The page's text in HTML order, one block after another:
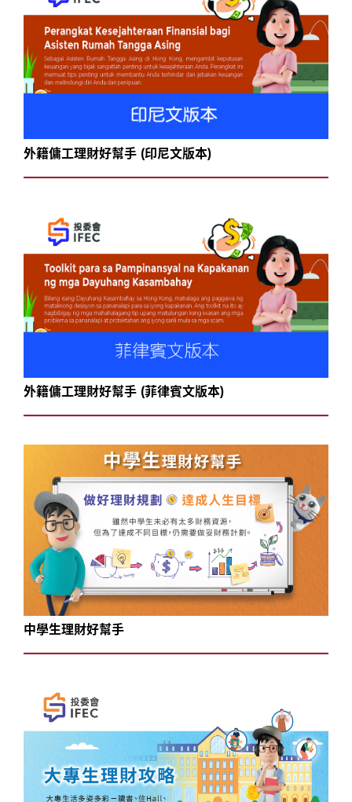
外籍傭工理財好幫手 (印尼文版本)
外籍傭工理財好幫手 (菲律賓文版本)
中學生理財好幫手